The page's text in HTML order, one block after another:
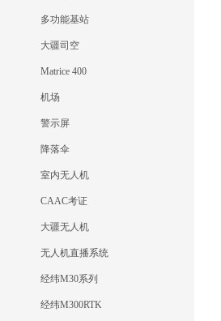
多功能基站
大疆司空
Matrice 400
机场
警示屏
降落伞
室内无人机
CAAC考证
大疆无人机
无人机直播系统
经纬M30系列
经纬M300RTK